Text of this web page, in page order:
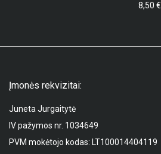
8,50 €
Įmonės rekvizitai:
Juneta Jurgaitytė
IV pažymos nr. 1034649
PVM mokėtojo kodas: LT100014404119